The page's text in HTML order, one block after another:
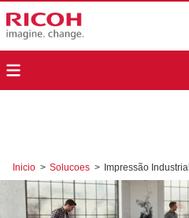
Inicio > Solucoes > Impressão Industrial